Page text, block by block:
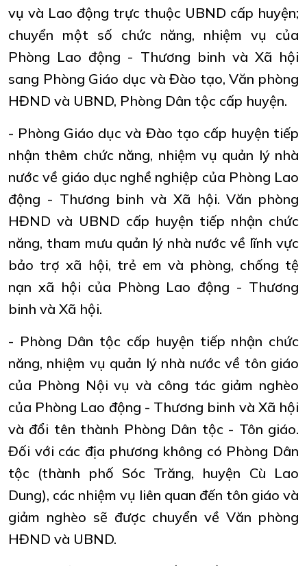
vụ và Lao động trực thuộc UBND cấp huyện;
chuyển một số chức năng, nhiệm vụ của
Phòng Lao động - Thương binh và Xã hội
sang Phòng Giáo dục và Đào tạo, Văn phòng
HĐND và UBND, Phòng Dân tộc cấp huyện.
- Phòng Giáo dục và Đào tạo cấp huyện tiếp
nhận thêm chức năng, nhiệm vụ quản lý nhà
nước về giáo dục nghề nghiệp của Phòng Lao
động - Thương binh và Xã hội. Văn phòng
HĐND và UBND cấp huyện tiếp nhận chức
năng, tham mưu quản lý nhà nước về lĩnh vực
bảo trợ xã hội, trẻ em và phòng, chống tệ
nạn xã hội của Phòng Lao động - Thương
binh và Xã hội.
- Phòng Dân tộc cấp huyện tiếp nhận chức
năng, nhiệm vụ quản lý nhà nước về tôn giáo
của Phòng Nội vụ và công tác giảm nghèo
của Phòng Lao động - Thương binh và Xã hội
và đổi tên thành Phòng Dân tộc - Tôn giáo.
Đối với các địa phương không có Phòng Dân
tộc (thành phố Sóc Trăng, huyện Cù Lao
Dung), các nhiệm vụ liên quan đến tôn giáo và
giảm nghèo sẽ được chuyển về Văn phòng
HĐND và UBND.